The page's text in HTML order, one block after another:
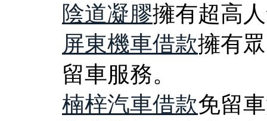
陰道凝膠擁有超高
屏東機車借款擁有
留車服務。
楠梓汽車借款免留